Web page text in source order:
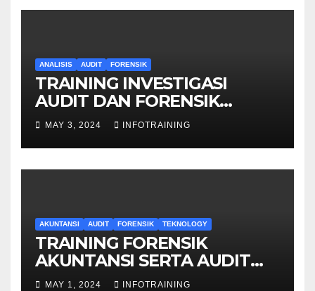
ANALISIS AUDIT FORENSIK
TRAINING INVESTIGASI
AUDIT DAN FORENSIK
KEUANGAN
MAY 3, 2024 INFOTRAINING
AKUNTANSI AUDIT FORENSIK TEKNOLOGY
TRAINING FORENSIK
AKUNTANSI SERTA AUDIT
PENYELIDIKAN
MAY 1, 2024 INFOTRAINING